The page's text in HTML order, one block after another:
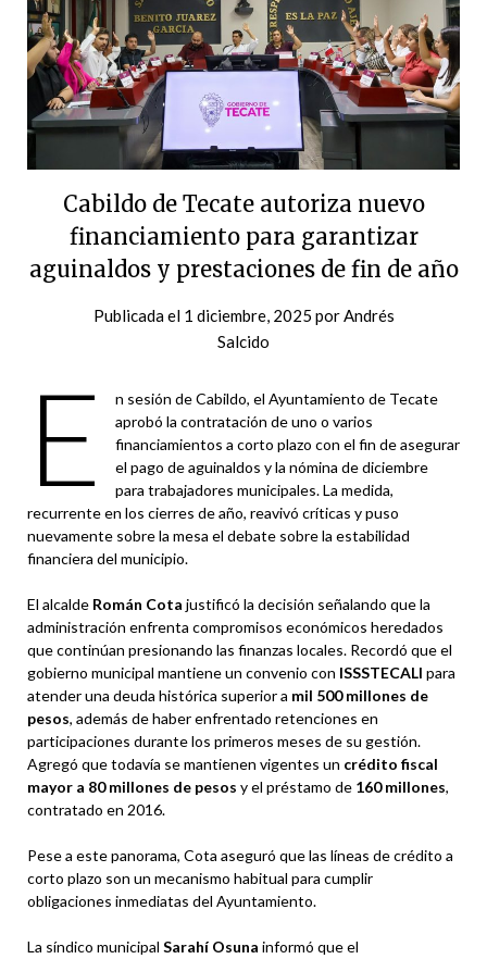
Cabildo de Tecate autoriza nuevo
financiamiento para garantizar
aguinaldos y prestaciones de fin de año
Publicada el 1 diciembre, 2025 porAndrés
Salcido
E
n sesión de Cabildo, el Ayuntamiento de Tecate
aprobó la contratación de uno o varios
financiamientos a corto plazo con el fin de asegurar
el pago de aguinaldos y la nómina de diciembre
para trabajadores municipales. La medida,
recurrente en los cierres de año, reavivó críticas y puso
nuevamente sobre la mesa el debate sobre la estabilidad
financiera del municipio.
El alcalde Román Cota justificó la decisión señalando que la
administración enfrenta compromisos económicos heredados
que continúan presionando las finanzas locales. Recordó que el
gobierno municipal mantiene un convenio con ISSSTECALI para
atender una deuda histórica superior a mil 500 millones de
pesos, además de haber enfrentado retenciones en
participaciones durante los primeros meses de su gestión.
Agregó que todavía se mantienen vigentes un crédito fiscal
mayor a 80 millones de pesos y el préstamo de 160 millones,
contratado en 2016.
Pese a este panorama, Cota aseguró que las líneas de crédito a
corto plazo son un mecanismo habitual para cumplir
obligaciones inmediatas del Ayuntamiento.
La síndico municipal Sarahí Osuna informó que el